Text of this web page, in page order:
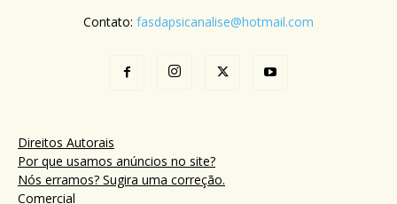
Contato: fasdapsicanalise@hotmail.com
Direitos Autorais
Por que usamos anúncios no site?
Nós erramos? Sugira uma correção.
Comercial